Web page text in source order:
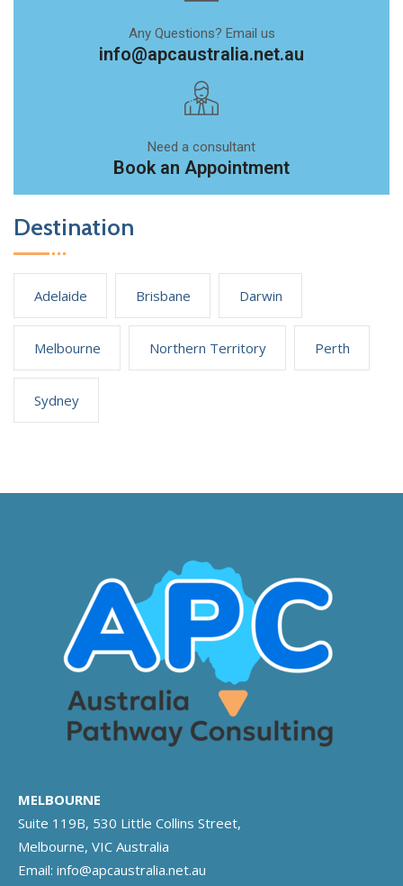
Any Questions? Email us
info@apcaustralia.net.au
Need a consultant
Book an Appointment
Destination
Adelaide Brisbane Darwin
Melbourne Northern Territory Perth
Sydney
MELBOURNE
Suite 119B, 530 Little Collins Street,
Melbourne, VIC Australia
Email: info@apcaustralia.net.au